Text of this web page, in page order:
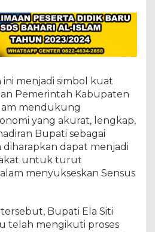
a
t
i
E
l
S
i
i
N
u
r
a
m
menjadi simbol kuat
Pemerintah Kabupaten
mendukung
yang akurat, lengkap,
Bupati sebagai
dapat menjadi
untuk turut
menyukseskan Sensus
Bupati Ela Siti
telah mengikuti proses